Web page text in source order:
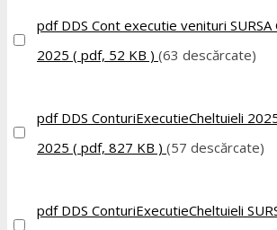
pdf DDS Cont executie venituri
2025 ( pdf, 52 KB ) (63 descărcate)
pdf DDS ConturiExecutieCheltuieli
2025 ( pdf, 827 KB ) (57 descărcate)
pdf DDS ConturiExecutieCheltuieli